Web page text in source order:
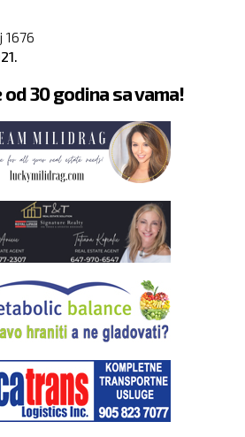
1676
od 30 godina sa vama!